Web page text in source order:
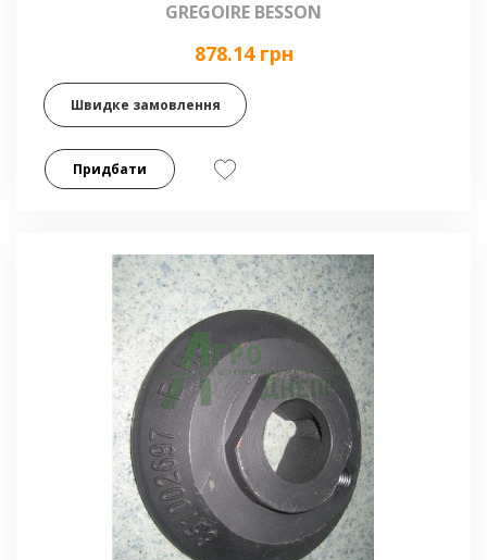
GREGOIRE BESSON
878.14 грн
Швидке замовлення
Придбати